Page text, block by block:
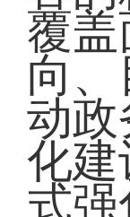
覆
向
动政
化建
式